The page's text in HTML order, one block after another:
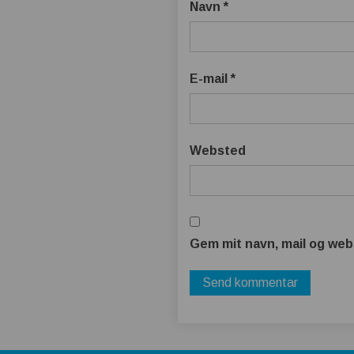
Navn*
E-mail*
Websted
Gem mit navn, mail og